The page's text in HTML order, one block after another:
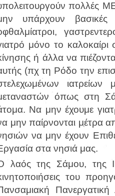
πολλές
υπάρχουν βασικές
μόνο το
ή άλλα να
(πχ τη Ρόδο την
όπως στη
Να μην έχουμε
μην παίρνονται μέτρα
να μην έχουν
στα νησιά μας.
λαός της Σάμου, της
του